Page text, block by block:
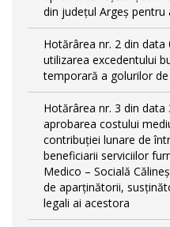
din județul Argeș pentru
Hotărârea nr. 2 din data
utilizarea excedentului
temporară a golurilor
Hotărârea nr. 3 din data
aprobarea costului
contribuției lunare de
beneficiarii serviciilor
Medico – Socială
de aparținătorii,
legali ai acestora